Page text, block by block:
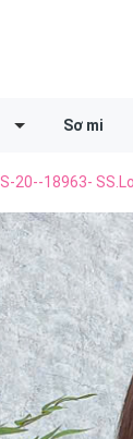
Sơ mi
S-20--18963-